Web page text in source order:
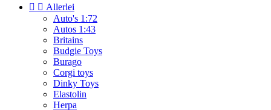
  Allerlei
Auto's 1:72
Autos 1:43
Britains
Budgie Toys
Burago
Corgi toys
Dinky Toys
Elastolin
Herpa